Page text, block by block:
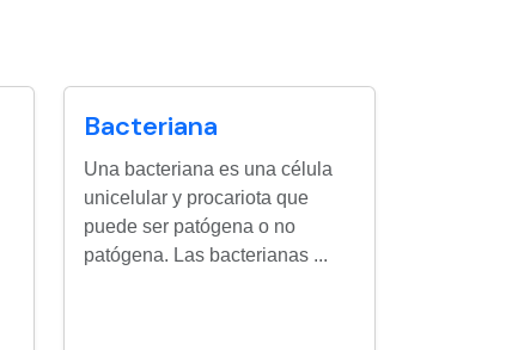
Bacteriana
Una bacteriana es una célula
unicelular y procariota que
puede ser patógena o no
patógena. Las bacterianas ...